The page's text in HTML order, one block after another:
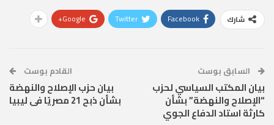
شارك Facebook
Twitter
Google+
السابق بوست
بيان المكتب السياسي لحزب
“الإصلاح والنهضة” بشأن
كارثة استاد الدفاع الجوي
القادم بوست
بيان حزب الإصلاح والنهضة
بشأن ذبح 21 مصريًا فى ليبيا